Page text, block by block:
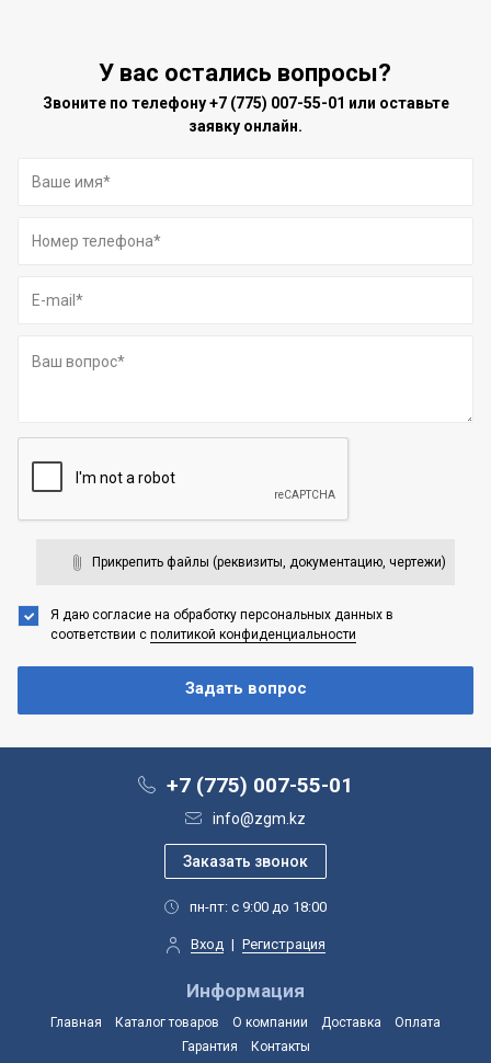
У вас остались вопросы?
Звоните по телефону+7 (775) 007-55-01 или оставьте
заявку онлайн.
Прикрепить файлы (реквизиты, документацию, чертежи)
Я даю согласие на обработку персональных данных в
соответствии с политикой конфиденциальности
+7 (775) 007-55-01
info@zgm.kz
пн-пт: с 9:00 до 18:00
Вход | Регистрация
Информация
Главная Каталог товаров О компании Доставка
Оплата
Гарантия
Контакты